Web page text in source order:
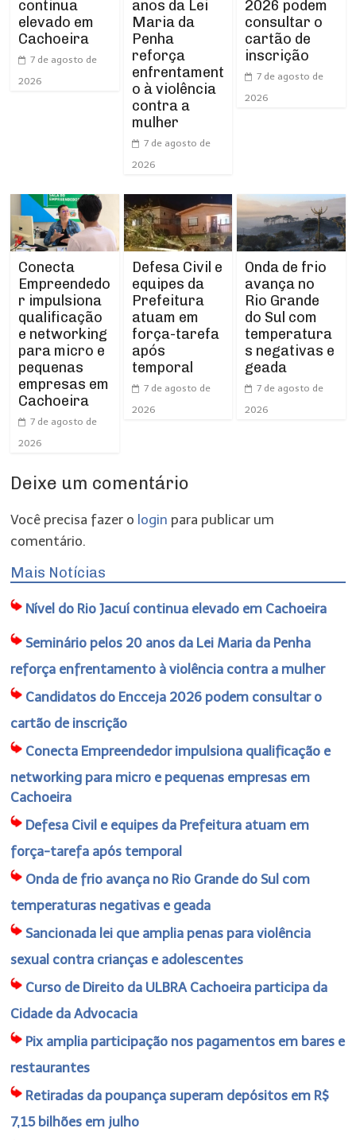
continua
elevado em
Cachoeira
7 de agosto de
2026
anos da Lei
Maria da
Penha
reforça
enfrentament
o à violência
contra a
mulher
7 de agosto de
2026
2026 podem
consultar o
cartão de
inscrição
7 de agosto de
2026
Conecta
Empreendedo
r impulsiona
qualificação
e networking
para micro e
pequenas
empresas em
Cachoeira
7 de agosto de
2026
Defesa Civil e
equipes da
Prefeitura
atuam em
força-tarefa
após
temporal
7 de agosto de
2026
Onda de frio
avança no
Rio Grande
do Sul com
temperatura
s negativas e
geada
7 de agosto de
2026
Deixe um comentário
Você precisa fazer o login para publicar um
comentário.
Mais Notícias
Nível do Rio Jacuí continua elevado em Cachoeira
Seminário pelos 20 anos da Lei Maria da Penha
reforça enfrentamento à violência contra a mulher
Candidatos do Encceja 2026 podem consultar o
cartão de inscrição
Conecta Empreendedor impulsiona qualificação e
networking para micro e pequenas empresas em
Cachoeira
Defesa Civil e equipes da Prefeitura atuam em
força-tarefa após temporal
Onda de frio avança no Rio Grande do Sul com
temperaturas negativas e geada
Sancionada lei que amplia penas para violência
sexual contra crianças e adolescentes
Curso de Direito da ULBRA Cachoeira participa da
Cidade da Advocacia
Pix amplia participação nos pagamentos em bares e
restaurantes
Retiradas da poupança superam depósitos em R$
7,15 bilhões em julho